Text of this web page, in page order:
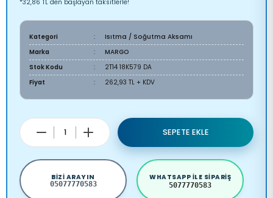
*32,86 TL den başlayan taksitlerle!
Kategori
Isıtma / Soğutma Aksamı
Marka
MARGO
Stok Kodu
2T14 18K579 DA
Fiyat
262,93 TL + KDV
SEPETE EKLE
BIZI ARAYIN
05077770583
WHATSAPP ILE SIPARIŞ
5077770583